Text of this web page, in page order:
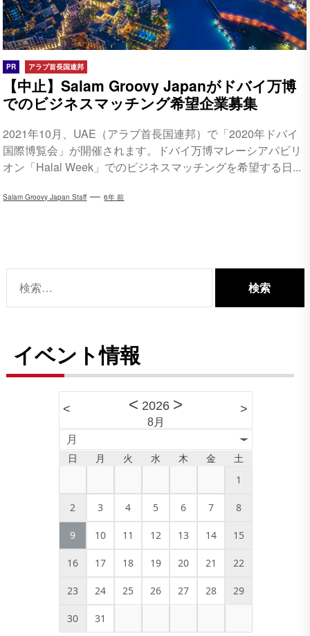
PR アラブ首長国連邦
【中止】Salam Groovy Japanがドバイ万博
でのビジネスマッチング希望企業募集
2021年10月、UAE（アラブ首長国連邦）で「2020年ドバイ
国際博覧会」が開催されます。ドバイ万博マレーシアパビリ
オン「Halal Week」でのビジネスマッチングを希望する日...
Salam Groovy Japan Staff 6年 前
索:
イベント情報
< < 2026 >
8月
>
月
日 月 火 水 木 金 土
1
2 3 4 5 6 7 8
9 10 11 12 13 14 15
16 17 18 19 20 21 22
23 24 25 26 27 28 29
30 31